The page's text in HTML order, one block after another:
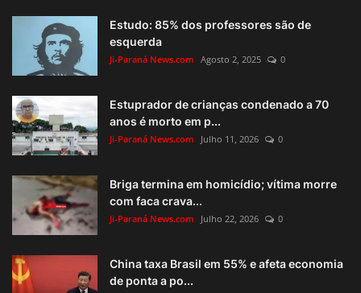
Estudo: 85% dos professores são de
esquerda
Ji-Paraná News.com Agosto 2, 2025 0
Estuprador de crianças condenado a 70
anos é morto em p...
Ji-Paraná News.com Julho 11, 2026 0
Briga termina em homicídio; vítima morre
com faca crava...
Ji-Paraná News.com Julho 22, 2026 0
China taxa Brasil em 55% e afeta economia
de ponta a po...